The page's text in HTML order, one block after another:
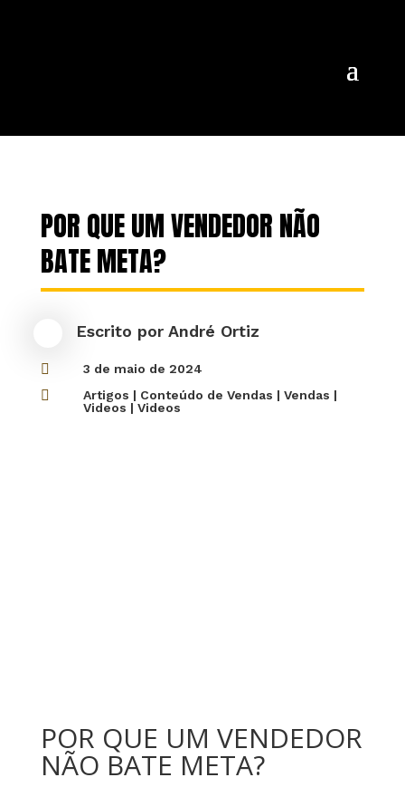
POR QUE UM VENDEDOR NÃO
BATE META?
Escrito por André Ortiz
 3 de maio de 2024
 Artigos | Conteúdo de Vendas | Vendas |
Videos | Videos
POR QUE UM VENDEDOR
NÃO BATE META?